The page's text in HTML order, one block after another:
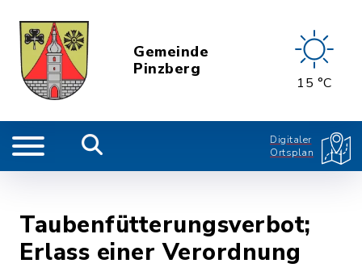
Gemeinde
Pinzberg
15 °C
Digitaler
Ortsplan
Taubenfütterungsverbot;
Erlass einer Verordnung